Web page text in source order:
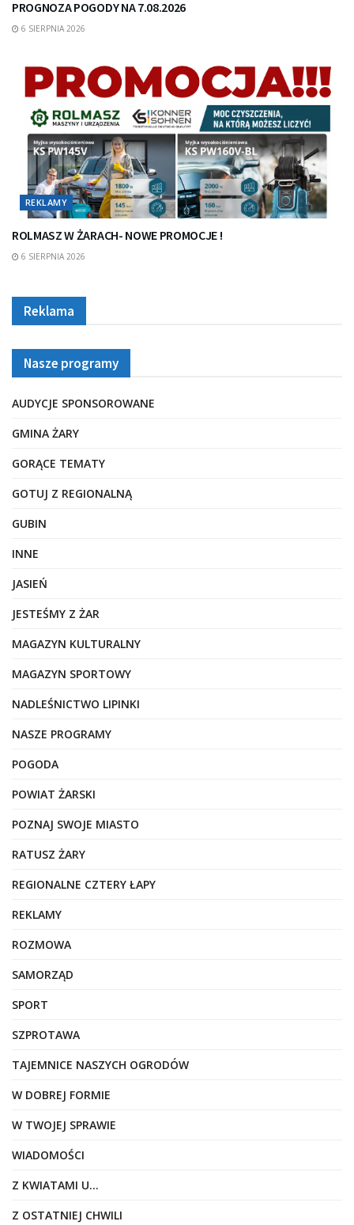
PROGNOZA POGODY NA 7.08.2026
6 SIERPNIA 2026
REKLAMY
ROLMASZ W ŻARACH- NOWE PROMOCJE !
6 SIERPNIA 2026
Reklama
Nasze programy
AUDYCJE SPONSOROWANE
GMINA ŻARY
GORĄCE TEMATY
GOTUJ Z REGIONALNĄ
GUBIN
INNE
JASIEŃ
JESTEŚMY Z ŻAR
MAGAZYN KULTURALNY
MAGAZYN SPORTOWY
NADLEŚNICTWO LIPINKI
NASZE PROGRAMY
POGODA
POWIAT ŻARSKI
POZNAJ SWOJE MIASTO
RATUSZ ŻARY
REGIONALNE CZTERY ŁAPY
REKLAMY
ROZMOWA
SAMORZĄD
SPORT
SZPROTAWA
TAJEMNICE NASZYCH OGRODÓW
W DOBREJ FORMIE
W TWOJEJ SPRAWIE
WIADOMOŚCI
Z KWIATAMI U…
Z OSTATNIEJ CHWILI